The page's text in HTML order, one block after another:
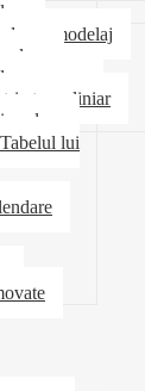
desen modelaj
penare
trusa liniar
lui